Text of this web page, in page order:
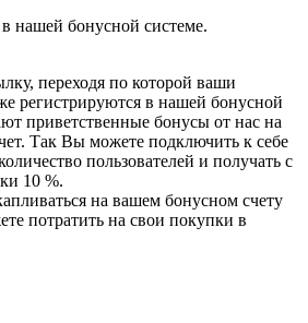
в нашей бонусной системе.
переходя по которой ваши
регистрируются в нашей бонусной
приветственные бонусы от нас на
Так Вы можете подключить к себе
пользователей и получать с
10 %.
на вашем бонусном счету
потратить на свои покупки в